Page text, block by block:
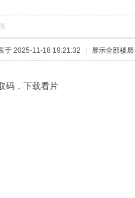
于 2025-11-18 19:21:32 显示全部楼层
码，下载看片